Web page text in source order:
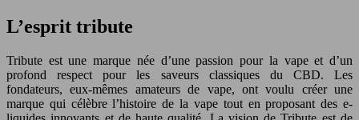
L’esprit tribute
Tribute est une marque née d’une passion pour la vape et d’un
profond respect pour les saveurs classiques du CBD. Les
fondateurs, eux-mêmes amateurs de vape, ont voulu créer une
marque qui célèbre l’histoire de la vape tout en proposant des e-